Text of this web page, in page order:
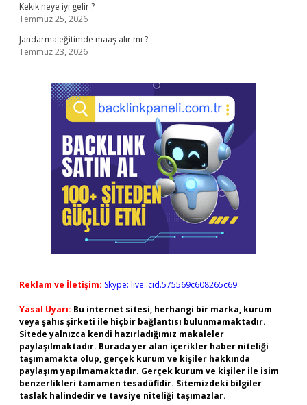
Kekik neye iyi gelir ?
Temmuz 25, 2026
Jandarma eğitimde maaş alır mı ?
Temmuz 23, 2026
Reklam ve İletişim: Skype: live:.cid.575569c608265c69
Yasal Uyarı: Bu internet sitesi, herhangi bir marka, kurum
veya şahıs şirketi ile hiçbir bağlantısı bulunmamaktadır.
Sitede yalnızca kendi hazırladığımız makaleler
paylaşılmaktadır. Burada yer alan içerikler haber niteliği
taşımamakta olup, gerçek kurum ve kişiler hakkında
paylaşım yapılmamaktadır. Gerçek kurum ve kişiler ile isim
benzerlikleri tamamen tesadüfidir. Sitemizdeki bilgiler
taslak halindedir ve tavsiye niteliği taşımazlar.